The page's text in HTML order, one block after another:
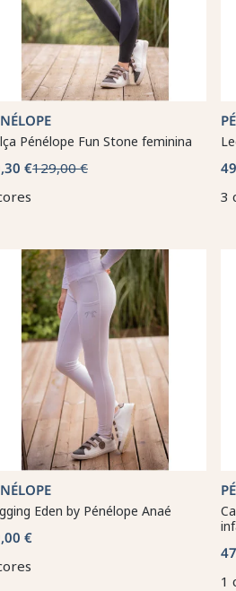
Pénélope Fun Stone feminina
€129,00 €
3
Eden by Pénélope Anaé
€
1